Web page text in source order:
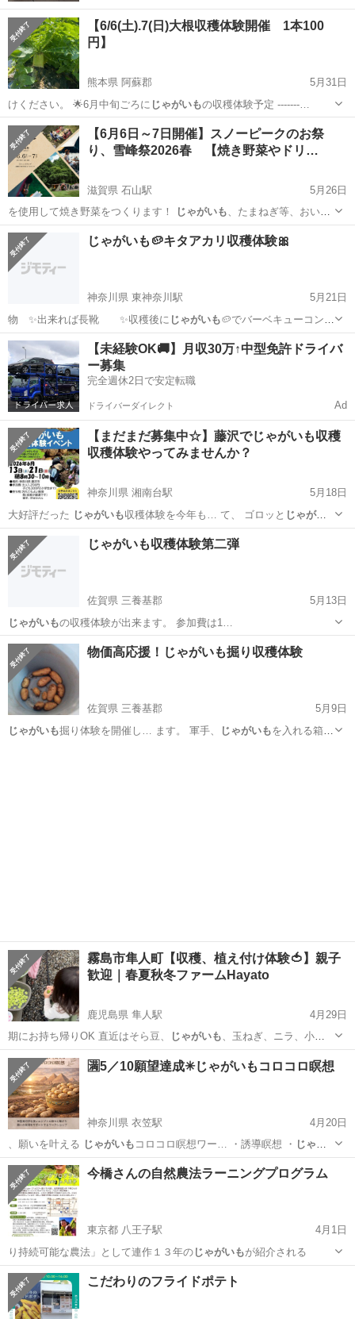
【6/6(土).7(日)大根収穫体験開催 1本100
円】
熊本県 阿蘇郡
5月31日
けください。 🌟6月中旬ごろに じゃがいも の収穫体験予定 -------…
熊本 阿蘇郡 地域/お祭り 収穫体験
【6月6日～7日開催】スノーピークのお祭
り、雪峰祭2026春 【焼き野菜やドリ…
滋賀県 石山駅
5月26日
を使用して焼き野菜をつくります！
じゃがいも、たまねぎ等、おいし
いお野菜を提供♪…
滋賀 石山駅 地域/お祭り
じゃがいも🥔キタアカリ収穫体験🎀
神奈川県 東神奈川駅
5月21日
物 ✨️出来れば長靴 ✨️収穫後に じゃがいも🥔でバーベキューコンロ
でじゃがバター…
神奈川 横浜市 東神奈川駅 地域/お祭り じゃがいも
【未経験OK🚚】月収30万↑中型免許ドライバ
ー募集
完全週休2日で安定転職
ドライバーダイレクト Ad
【まだまだ募集中☆】藤沢でじゃがいも収穫
収穫体験やってみませんか？
神奈川県 湘南台駅
5月18日
大好評だった じゃがいも収穫体験を今年も… て、 ゴロッと じゃがい
もが出てくるあの感… ✔子どもと一緒にじゃがいも収穫を楽しみた
い… ！ ✔とにかくじゃがいもを掘りたい！食べ… 円 ※収穫した
がいも
神奈川 湘南台駅 その他 じゃがいも
じゃがいも収穫体験第二弾
佐賀県 三養基郡
5月13日
じゃがいもの収穫体験が出来ます。 参加費は1…
佐賀 三養基郡 地域/お祭り じゃがいも
物価高応援！じゃがいも掘り収穫体験
佐賀県 三養基郡
5月9日
じゃがいも掘り体験を開催し… ます。 軍手、 じゃがいもを入れる箱を
霧島市隼人町【収穫、植え付け体験🍅】親子
歓迎｜春夏秋冬ファームHayato
鹿児島県 隼人駅
4月29日
期にお持ち帰りOK 直近はそら豆、
じゃがいも、玉ねぎ、ニラ、小ネ
ギが 案内出来ま…
鹿児島 霧島市 隼人駅 育児 収穫体験
🈵5／10願望達成✳︎じゃがいもコロコロ瞑想
神奈川県 衣笠駅
4月20日
、願いを叶える じゃがいも コロコロ瞑想ワー… ・誘導瞑想 ・ じゃが
いもコロコロワーク …
神奈川 横須賀市 衣笠駅 その他 じゃがいも
今橋さんの自然農法ラーニングプログラム
東京都 八王子駅
4月1日
り持続可能な農法」として連作１３年のじゃがいもが紹介される
東京 八王子市 八王子駅 ワークショップ
こだわりのフライドポテト